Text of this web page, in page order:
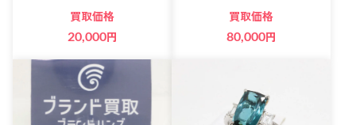
買取価格
20,000円
買取価格
80,000円